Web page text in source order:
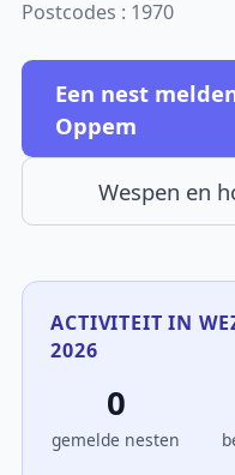
Postcodes : 1970
Een nest
Oppem
Wespen en
ACTIVITEIT IN
2026
0
gemelde nesten